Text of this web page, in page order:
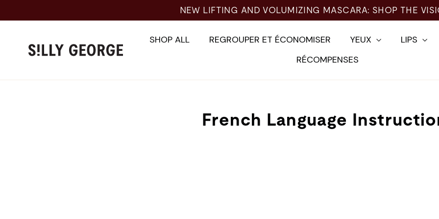
NEW LIFTING AND VOLUMIZING MASCARA: SHOP THE
SHOP ALL REGROUPER ET ÉCONOMISER YEUX LIPS
RÉCOMPENSES
French Language